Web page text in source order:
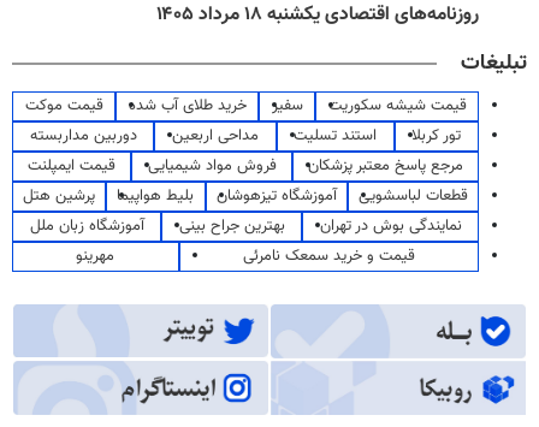
روزنامه‌های اقتصادی یکشنبه ۱۸ مرداد ۱۴۰۵
تبلیغات
قیمت شیشه سکوریت سفیر خرید طلای آب شده
قیمت موکت
تور کربلا
استند تسلیت مداحی اربعین
دوربین مداربسته
مرجع پاسخ معتبر پزشکان
فروش مواد شیمیایی
قیمت ایمپلنت
قطعات لباسشویی
آموزشگاه تیزهوشان بلیط هواپیما
پرشین هتل
نمایندگی بوش در تهران
بهترین جراح بینی
آموزشگاه زبان ملل
قیمت و خرید سمعک نامرئی
مهرینو